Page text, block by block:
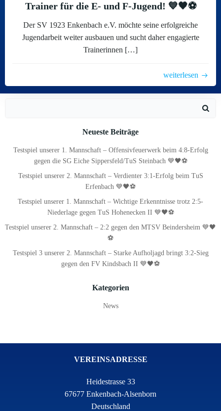
Trainer für die E- und F-Jugend! 💙🖤⚽
Der SV 1923 Enkenbach e.V. möchte seine erfolgreiche
Jugendarbeit weiter ausbauen und sucht daher engagierte
Trainerinnen […]
weiterlesen
Neueste Beiträge
Testspiel unserer 1. Mannschaft – Offensivfeuerwerk beim 4:8-Erfolg
gegen die SG Eiche Sippersfeld/TuS Steinbach 💙🖤⚽
Testspiel unserer 2. Mannschaft – Verdienter 3:1-Erfolg beim TuS
Erfenbach 💙🖤⚽
Testspiel unserer 1. Mannschaft – Wichtige Erkenntnisse trotz 2:5-
Niederlage gegen TuS Hohenecken II 💙🖤⚽
Testspiel unserer 2. Mannschaft – 2:2 gegen den MTSV Beindersheim 💙🖤
⚽
Testspiel 3 unserer 2. Mannschaft – Starke Aufholjagd bringt 3:2-Sieg
gegen den FV Kindsbach II 💙🖤⚽
Kategorien
News
VEREINSADRESSE
Heidestrasse 33
67677 Enkenbach-Alsenborn
Deutschland